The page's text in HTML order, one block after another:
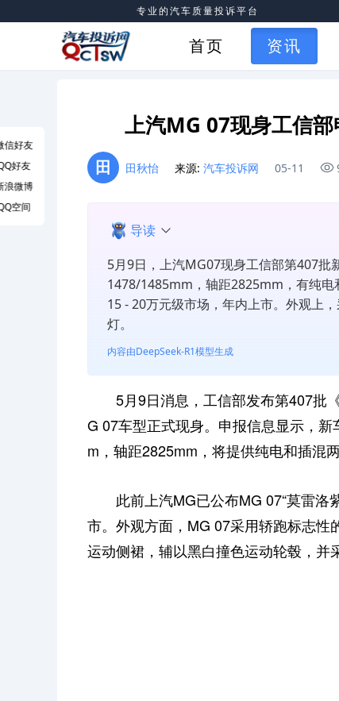
专业的汽车质量投诉平台
首页 资讯
上汽MG 07现身工信
田 田秋怡 来源: 汽车投诉网 05-11
导读
5月9日，上汽MG07现身工信部第407
1478/1485mm，轴距2825mm，有纯电
15 - 20万元级市场，年内上市。外观上
灯。
内容由DeepSeek-R1模型生成
5月9日消息，工信部发布第407批
G 07车型正式现身。申报信息显示，
m，轴距2825mm，将提供纯电和插混
此前上汽MG已公布MG 07“莫雷洛
市。外观方面，MG 07采用轿跑标志性
运动侧裙，辅以黑白撞色运动轮毂，并
信好友
好友
浪微博
空间